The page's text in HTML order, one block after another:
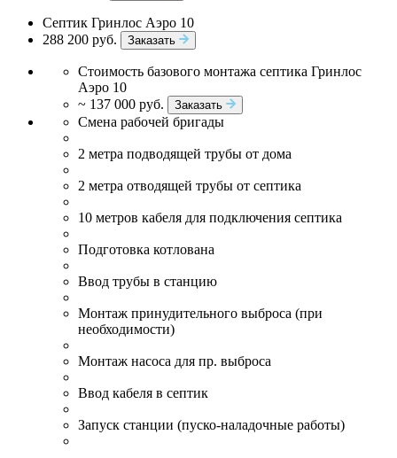
Септик Гринлос Аэро 10
288 200 руб.
Заказать
Стоимость базового монтажа септика Гринлос
Аэро 10
~ 137 000 руб.
Заказать
Смена рабочей бригады
2 метра подводящей трубы от дома
2 метра отводящей трубы от септика
10 метров кабеля для подключения септика
Подготовка котлована
Ввод трубы в станцию
Монтаж принудительного выброса (при
необходимости)
Монтаж насоса для пр. выброса
Ввод кабеля в септик
Запуск станции (пуско-наладочные работы)